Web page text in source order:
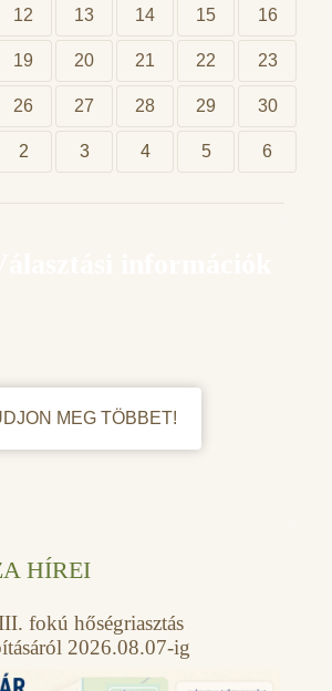
12 13 14 15 16
19 20 21 22 23
26 27 28 29 30
2 3 4 5 6
MEG TÖBBET!
HÍREI
fokú hőségriasztás
2026.08.07-ig